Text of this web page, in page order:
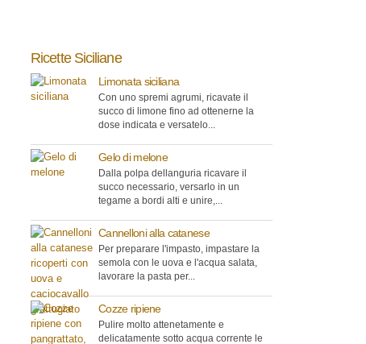
Ricette Siciliane
Limonata siciliana
Con uno spremi agrumi, ricavate il
succo di limone fino ad ottenerne la
dose indicata e versatelo...
Gelo di melone
Dalla polpa dellanguria ricavare il
succo necessario, versarlo in un
tegame a bordi alti e unire,...
Cannelloni alla catanese
Per preparare l'impasto, impastare la
semola con le uova e l'acqua salata,
lavorare la pasta per...
Cozze ripiene
Pulire molto attenetamente e
delicatamente sotto acqua corrente le